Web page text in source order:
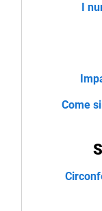
I
Come